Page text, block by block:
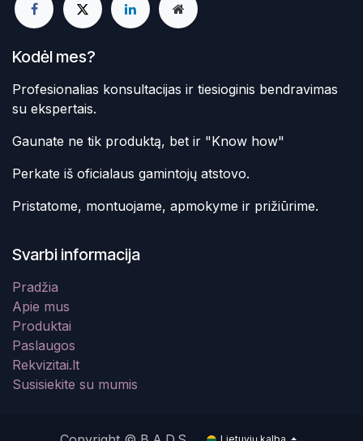
Kodėl mes?
Profesionalias konsultacijas ir tiesioginis bendravimas
su ekspertais.
Gaunate ne tik produktą, bet ir "Know how"
Perkate iš oficialaus gamintojų atstovo.
Pristatome, montuojame, apmokyme ir prižiūrime.
Svarbi informacija
Pradžia
Apie mus
Produktai
Paslaugos
Rekvizitai.lt
Susisiekite su mumis